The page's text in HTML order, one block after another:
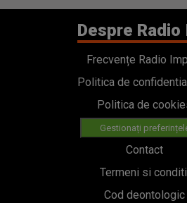
Despre Radio
Frecvențe Radio
Politica de
Politica de
Gestionați
Contact
Termeni si
Cod deontologic